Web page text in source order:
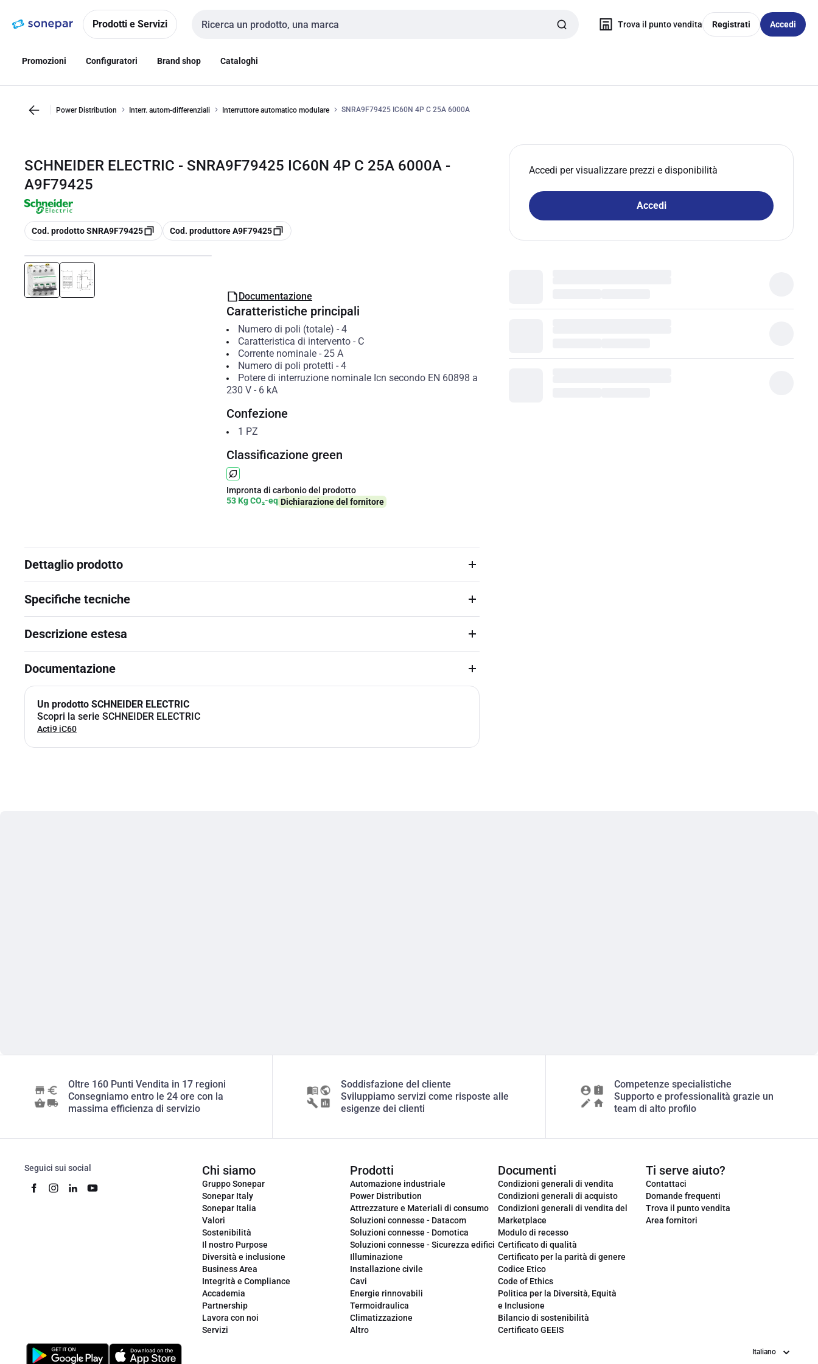
navigazionealla
Prodotti e Servizi
Cerca input
Trova il punto vendita Registrati Accedi
Promozioni Configuratori Brand shop Cataloghi
Power Distribution Interr. autom-differenziali Interruttore automatico modulare SNRA9F79425 IC60N 4P C 25A 6000A
SCHNEIDER ELECTRIC - SNRA9F79425 IC60N 4P C 25A 6000A -
A9F79425
copia
Cod. prodotto SNRA9F79425 copia
Cod. produttore A9F79425
Accedi per visualizzare prezzi e disponibilità
Accedi
Documentazione
Caratteristiche principali
Numero di poli (totale) - 4
Caratteristica di intervento- C
Corrente nominale- 25 A
Numero di poli protetti - 4
Potere di interruzione nominale Icn secondo EN 60898 a
230 V - 6 kA
Confezione
1 PZ
Classificazione green
Impronta di carbonio del prodotto
53 Kg CO₂-eq Dichiarazione del fornitore
Dettaglio prodotto
Specifiche tecniche
Descrizione estesa
Documentazione
Un prodotto SCHNEIDER ELECTRIC
Scopri la serie SCHNEIDER ELECTRIC
Acti9 iC60
Oltre 160 Punti Vendita in 17 regioni
Consegniamo entro le 24 ore con la
massima efficienza di servizio
Soddisfazione del cliente
Sviluppiamo servizi come risposte alle
esigenze dei clienti
Competenze specialistiche
Supporto e professionalità grazie un
team di alto profilo
Seguici sui social Chi siamo
Gruppo Sonepar
Sonepar Italy
Sonepar Italia
Valori
Sostenibilità
Il nostro Purpose
Diversità e inclusione
Business Area
Integrità e Compliance
Accademia
Partnership
Lavora con noi
Servizi
Prodotti
Automazione industriale
Power Distribution
Attrezzature e Materiali di consumo
Soluzioni connesse - Datacom
Soluzioni connesse - Domotica
Soluzioni connesse - Sicurezza edifici
Illuminazione
Installazione civile
Cavi
Energie rinnovabili
Termoidraulica
Climatizzazione
Altro
Documenti
Condizioni generali di vendita
Condizioni generali di acquisto
Condizioni generali di vendita del
Marketplace
Modulo di recesso
Certificato di qualità
Certificato per la parità di genere
Codice Etico
Code of Ethics
Politica per la Diversità, Equità
e Inclusione
Bilancio di sostenibilità
Certificato GEEIS
Ti serve aiuto?
Contattaci
Domande frequenti
Trova il punto vendita
Area fornitori
Lingua